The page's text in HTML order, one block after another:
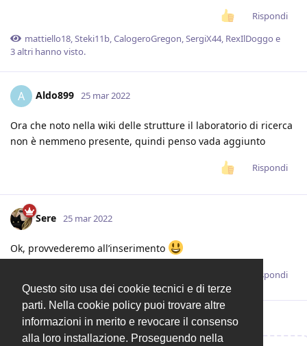
Questo sito usa dei cookie tecnici e di terze
parti. Nella cookie policy puoi trovare altre
informazioni in merito e revocare il consenso
alla loro installazione. Proseguendo nella
Rispondi
mattiello18,Steki11b,CalogeroGregon,SergiX44, RexIlDoggo e
3altri hanno visto.
A Aldo899 25 mar 2022
Ora che noto nella wiki delle strutture il laboratorio di ricerca
non è nemmeno presente, quindi penso vada aggiunto
Rispondi
Sere 25 mar 2022
Ok, provvederemo all’inserimento
Rispondi